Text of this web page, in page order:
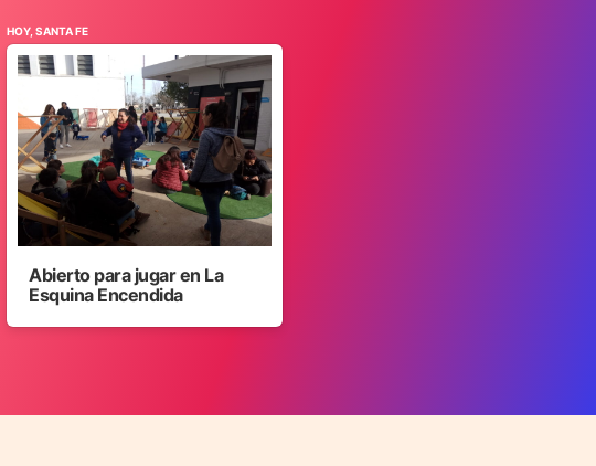
HOY, SANTA FE
Abierto para jugar en La
Esquina Encendida